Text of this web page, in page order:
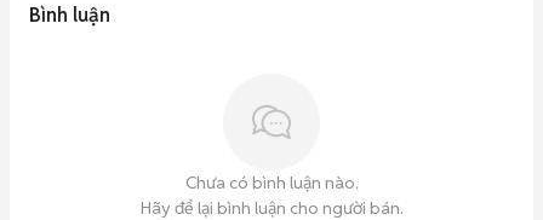
Bình luận
Chưa có bình luận nào.
Hãy để lại bình luận cho người bán.